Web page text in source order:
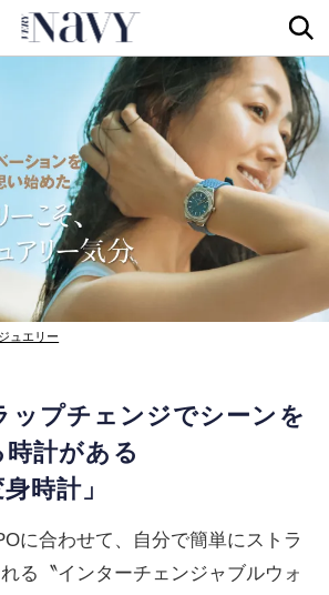
VERY NAVY
ュエリー
ップチェンジでシーンを
計がある
時計」
に合わせて、自分で簡単にストラ
る〝インターチェンジャブルウォ